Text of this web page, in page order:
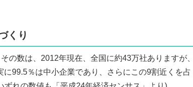
くり
の数は、2012年現在、全国に約43万社ありますが、
99.5％は中小企業であり、さらにこの9割近くを占